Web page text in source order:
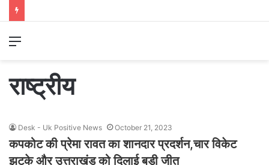
Menu
राष्ट्रीय
Desk - Uk Positive News October 21, 2023
कपकोट की प्रेमा रावत का शानदार प्रदर्शन,चार विकेट
झटके और उत्तराखंड को दिलाई बड़ी जीत